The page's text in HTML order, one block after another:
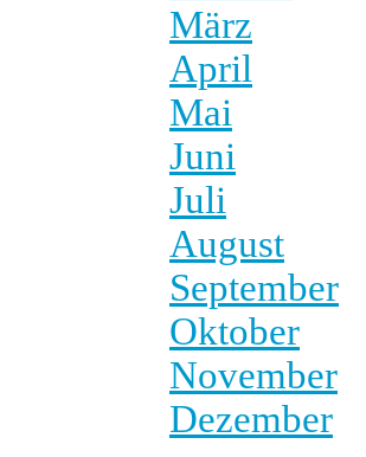
März
April
Mai
Juni
Juli
August
September
Oktober
November
Dezember